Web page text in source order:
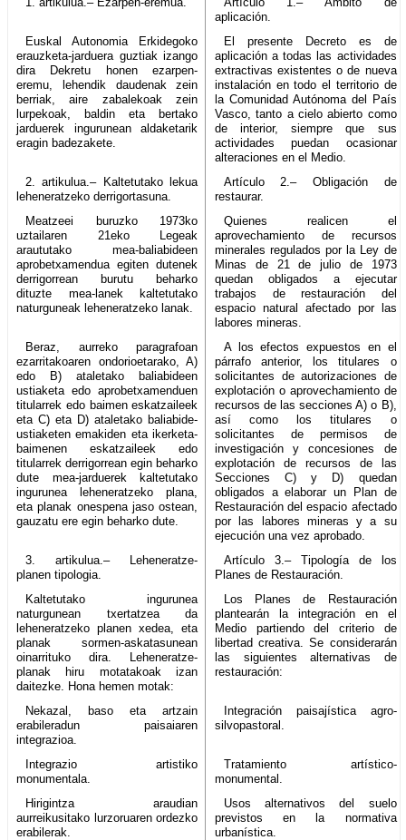
aplicación.
Euskal Autonomia Erkidegoko
erauzketa-jarduera guztiak izango
dira Dekretu honen ezarpen-
eremu, lehendik daudenak zein
berriak, aire zabalekoak zein
lurpekoak, baldin eta bertako
jarduerek ingurunean aldaketarik
eragin badezakete.
El presente Decreto es de
aplicación a todas las actividades
extractivas existentes o de nueva
instalación en todo el territorio de
la Comunidad Autónoma del País
Vasco, tanto a cielo abierto como
de interior, siempre que sus
actividades puedan ocasionar
alteraciones en el Medio.
2. artikulua.– Kaltetutako lekua
leheneratzeko derrigortasuna.
Artículo 2.– Obligación de
restaurar.
Meatzeei buruzko 1973ko
uztailaren 21eko Legeak
araututako mea-baliabideen
aprobetxamendua egiten dutenek
derrigorrean burutu beharko
dituzte mea-lanek kaltetutako
naturguneak leheneratzeko lanak.
Quienes realicen el
aprovechamiento de recursos
minerales regulados por la Ley de
Minas de 21 de julio de 1973
quedan obligados a ejecutar
trabajos de restauración del
espacio natural afectado por las
labores mineras.
Beraz, aurreko paragrafoan
ezarritakoaren ondorioetarako, A)
edo B) ataletako baliabideen
ustiaketa edo aprobetxamenduen
titularrek edo baimen eskatzaileek
eta C) eta D) ataletako baliabide-
ustiaketen emakiden eta ikerketa-
baimenen eskatzaileek edo
titularrek derrigorrean egin beharko
dute mea-jarduerek kaltetutako
ingurunea leheneratzeko plana,
eta planak onespena jaso ostean,
gauzatu ere egin beharko dute.
A los efectos expuestos en el
párrafo anterior, los titulares o
solicitantes de autorizaciones de
explotación o aprovechamiento de
recursos de las secciones A) o B),
así como los titulares o
solicitantes de permisos de
investigación y concesiones de
explotación de recursos de las
Secciones C) y D) quedan
obligados a elaborar un Plan de
Restauración del espacio afectado
por las labores mineras y a su
ejecución una vez aprobado.
3. artikulua.– Leheneratze-
planen tipologia.
Artículo 3.– Tipología de los
Planes de Restauración.
Kaltetutako ingurunea
naturgunean txertatzea da
leheneratzeko planen xedea, eta
planak sormen-askatasunean
oinarrituko dira. Leheneratze-
planak hiru motatakoak izan
daitezke. Hona hemen motak:
Los Planes de Restauración
plantearán la integración en el
Medio partiendo del criterio de
libertad creativa. Se considerarán
las siguientes alternativas de
restauración:
Nekazal, baso eta artzain
erabileradun paisaiaren
integrazioa.
Integración paisajística agro-
silvopastoral.
Integrazio artistiko
monumentala.
Tratamiento artístico-
monumental.
Hirigintza araudian
aurreikusitako lurzoruaren ordezko
erabilerak.
Usos alternativos del suelo
previstos en la normativa
urbanística.